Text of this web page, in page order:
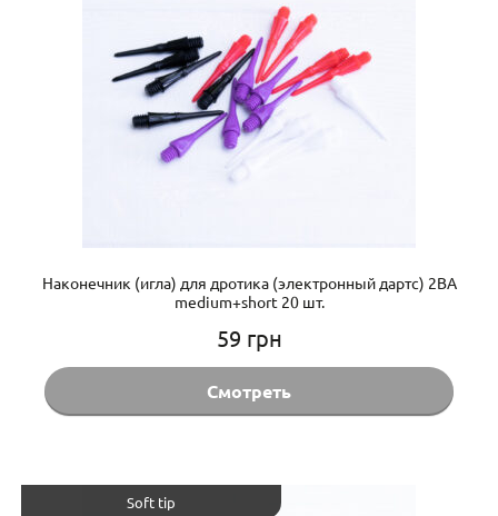
Наконечник (игла) для дротика (электронный дартс) 2BA
medium+short 20 шт.
59 грн
Смотреть
Soft tip